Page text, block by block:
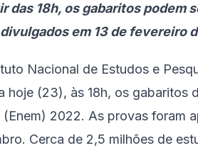
das 18h, os gabaritos podem
em 13 de fevereiro
Nacional de Estudos e
hoje (23), às 18h, os gabaritos
(Enem) 2022. As provas foram
Cerca de 2,5 milhões de